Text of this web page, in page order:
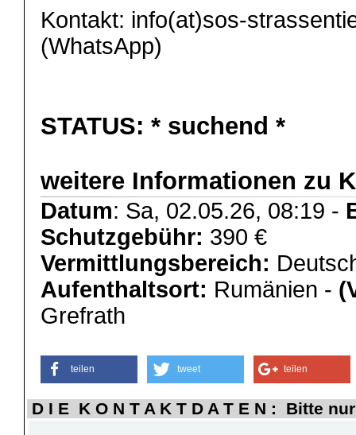
Kontakt: info(at)sos-
(WhatsApp)
STATUS: * suchend *
weitere Informationen zu
Datum: Sa, 02.05.26, 08:19 -
Schutzgebühr: 390 €
Vermittlungsbereich:
Aufenthaltsort: Rumänien -
Grefrath
teilen tweet teilen
D I E K O N T A K T D A T E N : Bitte